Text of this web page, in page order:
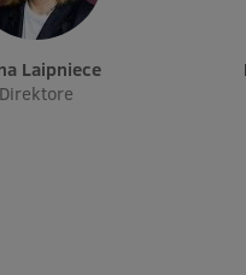
Laipniece
Direktore